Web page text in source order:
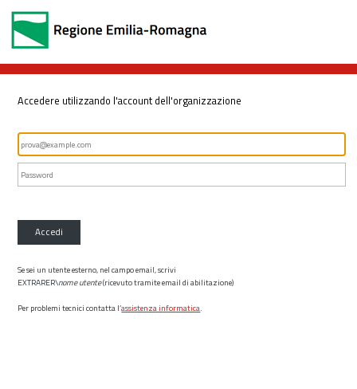
Accedere utilizzando l'account dell'organizzazione
Accedi
Se sei un utente esterno, nel campo email, scrivi
EXTRARER\nome utente(ricevuto tramite email di abilitazione)
Per problemi tecnici contatta l’assistenza informatica.